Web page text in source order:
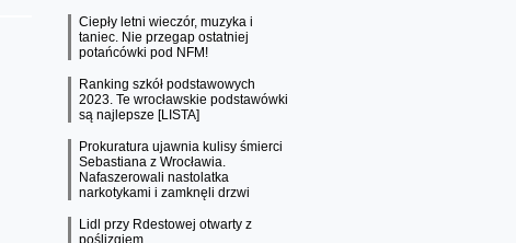
Ciepły letni wieczór, muzyka i
taniec. Nie przegap ostatniej
potańcówki pod NFM!
Ranking szkół podstawowych
2023. Te wrocławskie podstawówki
są najlepsze [LISTA]
Prokuratura ujawnia kulisy śmierci
Sebastiana z Wrocławia.
Nafaszerowali nastolatka
narkotykami i zamknęli drzwi
Lidl przy Rdestowej otwarty z